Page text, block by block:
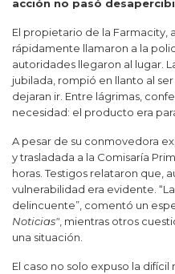
acción no pasó
El propietario de la Farmacity,
rápidamente llamaron a la
autoridades llegaron al lugar.
jubilada, rompió en llanto al
dejaran ir. Entre lágrimas,
necesidad: el producto era
A pesar de su conmovedora
y trasladada a la Comisaría
horas. Testigos relataron que,
vulnerabilidad era evidente.
delincuente”, comentó un
Noticias" , mientras otros
una situación.
El caso no solo expuso la